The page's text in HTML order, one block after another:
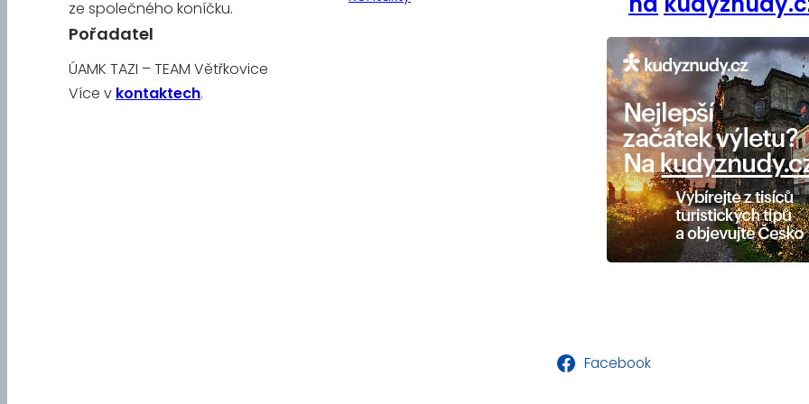
ze společného koníčku.
Pořadatel
ÚAMK TAZI – TEAM Větřkovice
Více v kontaktech.
Facebook